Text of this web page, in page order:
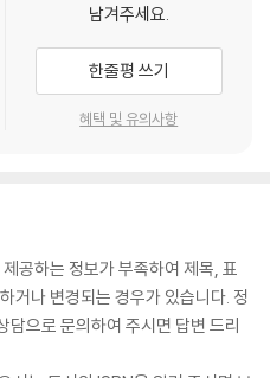
남겨주세요.
한줄평 쓰기
혜택 및 유의사항
공하는 정보가 부족하여 제목, 표
거나 변경되는 경우가 있습니다. 정
담으로 문의하여 주시면 답변 드리